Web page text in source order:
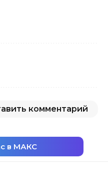
комментарий
в МАКС